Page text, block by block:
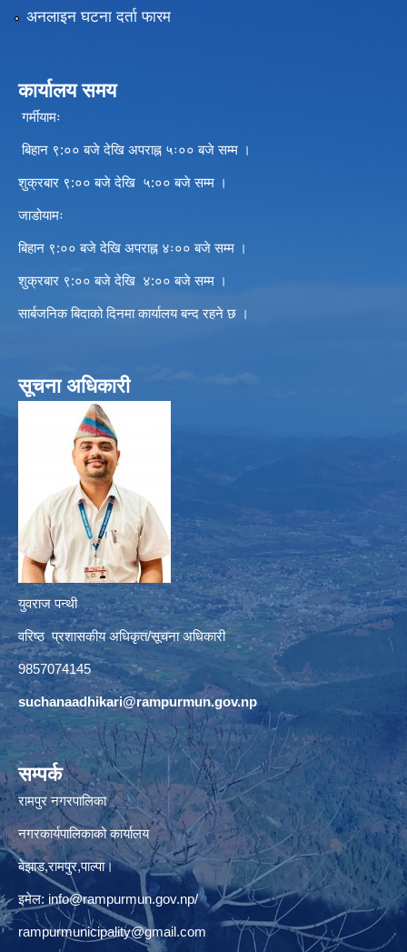
अनलाइन घटना दर्ता फारम
कार्यालय समय
गर्मीयामः
बिहान ९:०० बजे देखि अपराह्न ५ः०० बजे सम्म ।
शुक्रबार ९:०० बजे देखि ५:०० बजे सम्म ।
जाडोयामः
बिहान ९:०० बजे देखि अपराह्न ४ः०० बजे सम्म ।
शुक्रबार ९:०० बजे देखि ४:०० बजे सम्म ।
सार्बजनिक बिदाको दिनमा कार्यालय बन्द रहने छ ।
सूचना अधिकारी
युवराज पन्थी
वरिष्ठ प्रशासकीय अधिकृत/सूचना अधिकारी
9857074145
suchanaadhikari@rampurmun.gov.np
सम्पर्क
रामपुर नगरपालिका
नगरकार्यपालिकाको कार्यालय
बेझाड,रामपुर,पाल्पा।
इमेल: info@rampurmun.gov.np/
rampurmunicipality@gmail.com